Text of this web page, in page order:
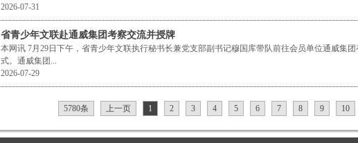
2026-07-31
省青少年文联赴通威集团考察交流并授牌
本网讯 7月29日下午，省青少年文联执行秘书长兼党支部副书记穆国库带队前往会员单位通威集
式。通威集团...
2026-07-29
5780条 上一页 1 2 3 4 5 6 7 8 9 10